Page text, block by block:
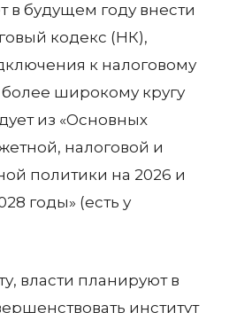
будущем году внести
кодекс (НК),
к налоговому
широкому кругу
из «Основных
налоговой и
политики на 2026 и
годы» (есть у
власти планируют в
институт